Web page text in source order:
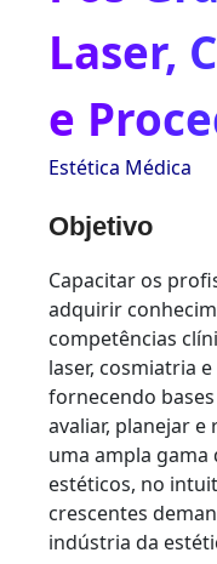
Laser,
e
Estética Médica
Objetivo
Capacitar os
adquirir
competências
laser, cosmiatria
fornecendo
avaliar, planejar
uma ampla
estéticos, no
crescentes
indústria da